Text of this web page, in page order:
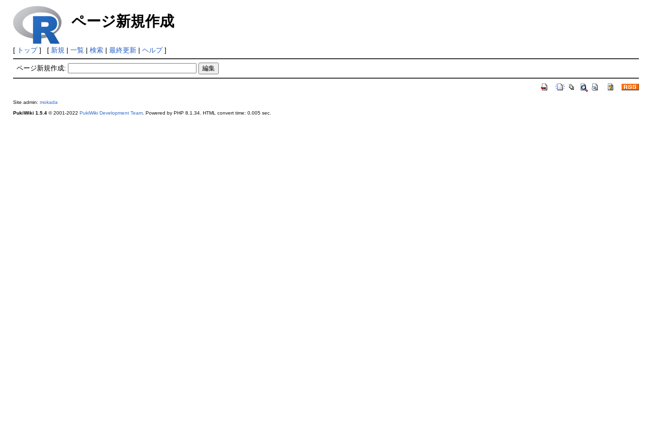
ページ新規作成
[ トップ] [ 新規 | 一覧| 検索| 最終更新| ヘルプ]
ページ新規作成:
Site admin: mokada
PukiWiki 1.5.4© 2001-2022 PukiWiki Development Team. Powered by PHP 8.1.34. HTML convert time: 0.005 sec.